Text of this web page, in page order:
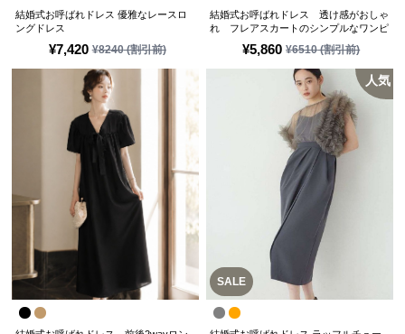
¥7,420 ¥8240(割引前)
結婚式お呼ばれドレス 優雅なレースロ
ングドレス
¥5,860 ¥6510(割引前)
結婚式お呼ばれドレス 透け感がおしゃ
れ フレアスカートのシンプルなワンピ
SALE
人気